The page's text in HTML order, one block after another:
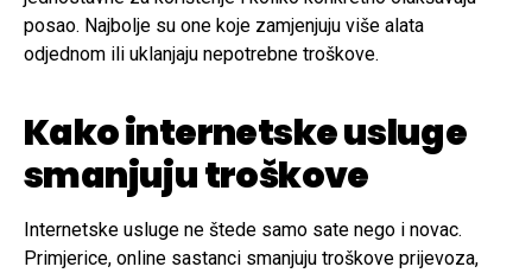
posao. Najbolje su one koje zamjenjuju više alata
odjednom ili uklanjaju nepotrebne troškove.
Kako internetske usluge
smanjuju troškove
Internetske usluge ne štede samo sate nego i novac.
Primjerice, online sastanci smanjuju troškove prijevoza,